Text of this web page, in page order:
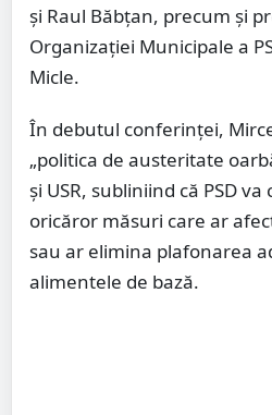
și Raul Băbțan, precum și
Organizației Municipale a
Micle.
În debutul conferinței,
„politica de austeritate
și USR, subliniind că PSD
oricăror măsuri care ar
sau ar elimina plafonarea
alimentele de bază.